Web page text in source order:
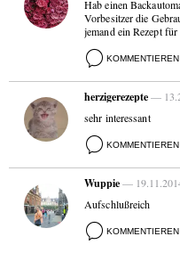
Hab einen
Vorbesitzer die
jemand ein Rezept
KOMMENTIEREN
herzigerezepte—
sehr interessant
KOMMENTIEREN
Wuppie—
Aufschlußreich
KOMMENTIEREN